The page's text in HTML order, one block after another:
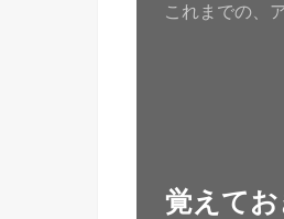
これまでの、
覚えて